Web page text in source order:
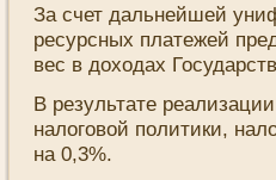
За счет дальнейшей
ресурсных платежей
вес в доходах
В результате
налоговой политики,
на 0,3%.